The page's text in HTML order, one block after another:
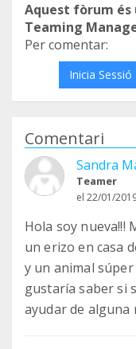
Aquest fòrum és
Teaming
Per comentar:
Inicia Sessió
Comentari
Sandra
Teamer
el 22/01/
Hola soy nueva!!!
un erizo en casa
y un animal
gustaría saber si
ayudar de alguna